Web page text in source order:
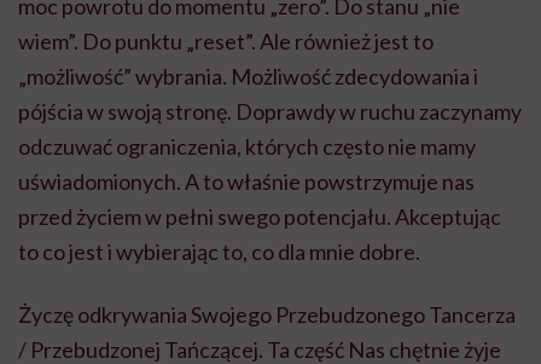
moc powrotu do momentu „zero”. Do stanu „nie
wiem”. Do punktu „reset”. Ale również jest to
„możliwość” wybrania. Możliwość zdecydowania i
pójścia w swoją stronę. Doprawdy w ruchu zaczynamy
odczuwać ograniczenia, których często nie mamy
uświadomionych. A to właśnie powstrzymuje nas
przed życiem w pełni swego potencjału. Akceptując
to co jest i wybierając to, co dla mnie dobre.
Życzę odkrywania Swojego Przebudzonego Tancerza
/ Przebudzonej Tańczącej. Ta część Nas chętnie żyje